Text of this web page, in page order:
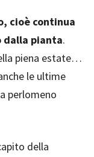
cioè continua
dalla pianta.
piena estate…
le ultime
perlomeno
della